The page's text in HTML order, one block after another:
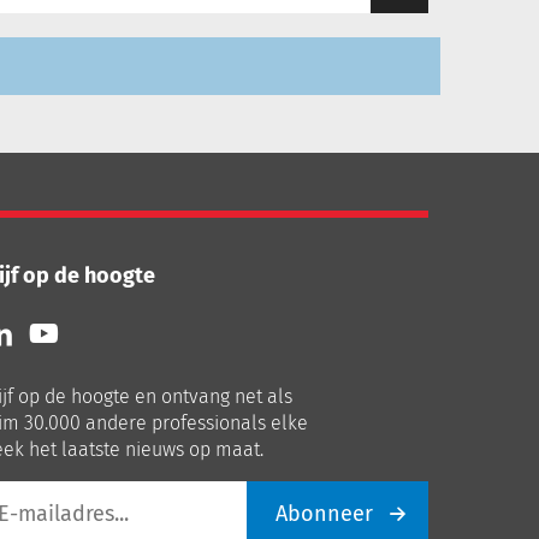
op de hoogte
Volg
ons
Youtube
op de hoogte en ontvang net als
30.000 andere professionals elke
het laatste nieuws op maat.
Abonneer